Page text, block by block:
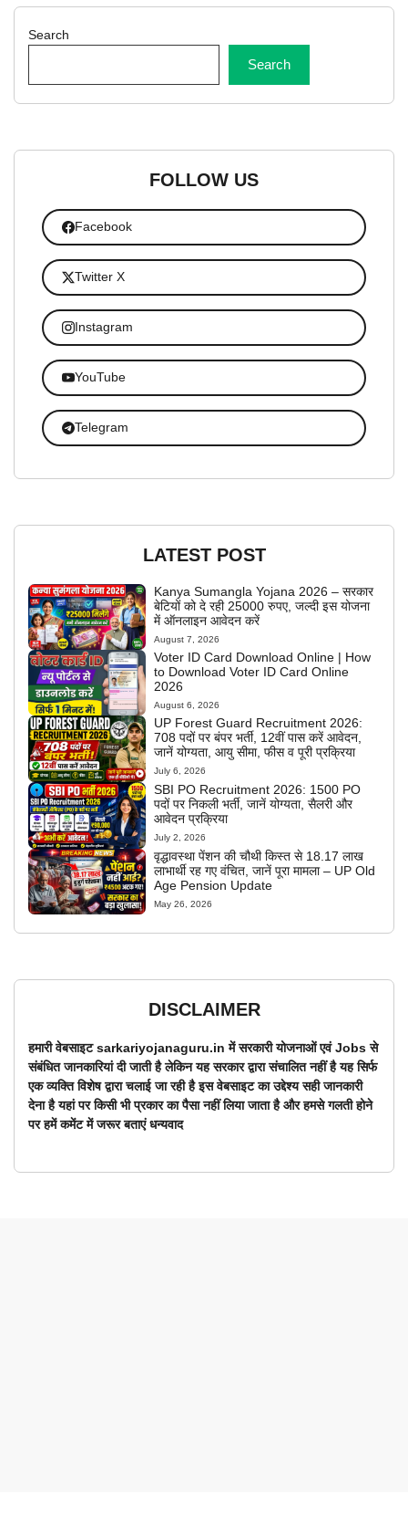
Search
Search
FOLLOW US
Facebook
Twitter X
Instagram
YouTube
Telegram
LATEST POST
Kanya Sumangla Yojana 2026 – सरकार
बेटियों को दे रही 25000 रुपए, जल्दी इस योजना
में ऑनलाइन आवेदन करें
August 7, 2026
Voter ID Card Download Online | How
to Download Voter ID Card Online
2026
August 6, 2026
UP Forest Guard Recruitment 2026:
708 पदों पर बंपर भर्ती, 12वीं पास करें आवेदन,
जानें योग्यता, आयु सीमा, फीस व पूरी प्रक्रिया
July 6, 2026
SBI PO Recruitment 2026: 1500 PO
पदों पर निकली भर्ती, जानें योग्यता, सैलरी और
आवेदन प्रक्रिया
July 2, 2026
वृद्धावस्था पेंशन की चौथी किस्त से 18.17 लाख
लाभार्थी रह गए वंचित, जानें पूरा मामला – UP Old
Age Pension Update
May 26, 2026
DISCLAIMER
हमारी वेबसाइट sarkariyojanaguru.in में सरकारी योजनाओं एवं Jobs से
संबंधित जानकारियां दी जाती है लेकिन यह सरकार द्वारा संचालित नहीं है यह सिर्फ
एक व्यक्ति विशेष द्वारा चलाई जा रही है इस वेबसाइट का उद्देश्य सही जानकारी
देना है यहां पर किसी भी प्रकार का पैसा नहीं लिया जाता है और हमसे गलती होने
पर हमें कमेंट में जरूर बताएं धन्यवाद